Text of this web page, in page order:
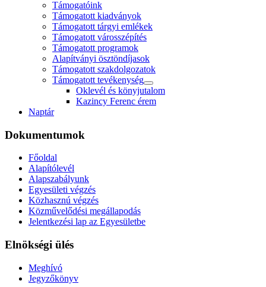
Támogatóink
Támogatott kiadványok
Támogatott tárgyi emlékek
Támogatott városszépítés
Támogatott programok
Alapítványi ösztöndíjasok
Támogatott szakdolgozatok
Támogatott tevékenység
Oklevél és könyjutalom
Kazincy Ferenc érem
Naptár
Dokumentumok
Főoldal
Alapítólevél
Alapszabályunk
Egyesületi végzés
Közhasznú végzés
Közművelődési megállapodás
Jelentkezési lap az Egyesületbe
Elnökségi ülés
Meghívó
Jegyzőkönyv